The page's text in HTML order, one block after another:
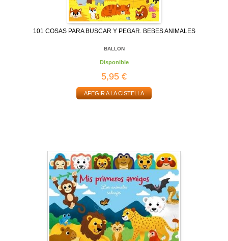
101 COSAS PARA BUSCAR Y PEGAR. BEBES ANIMALES
BALLON
Disponible
5,95 €
AFEGIR A LA CISTELLA